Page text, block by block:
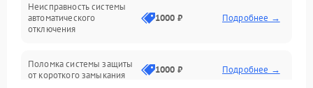
Механика
Корпус/Герметичность
Неисправность системы
автоматического
отключения
1000 ₽ Подробнее →
Поломка системы защиты
от короткого замыкания
1000 ₽ Подробнее →